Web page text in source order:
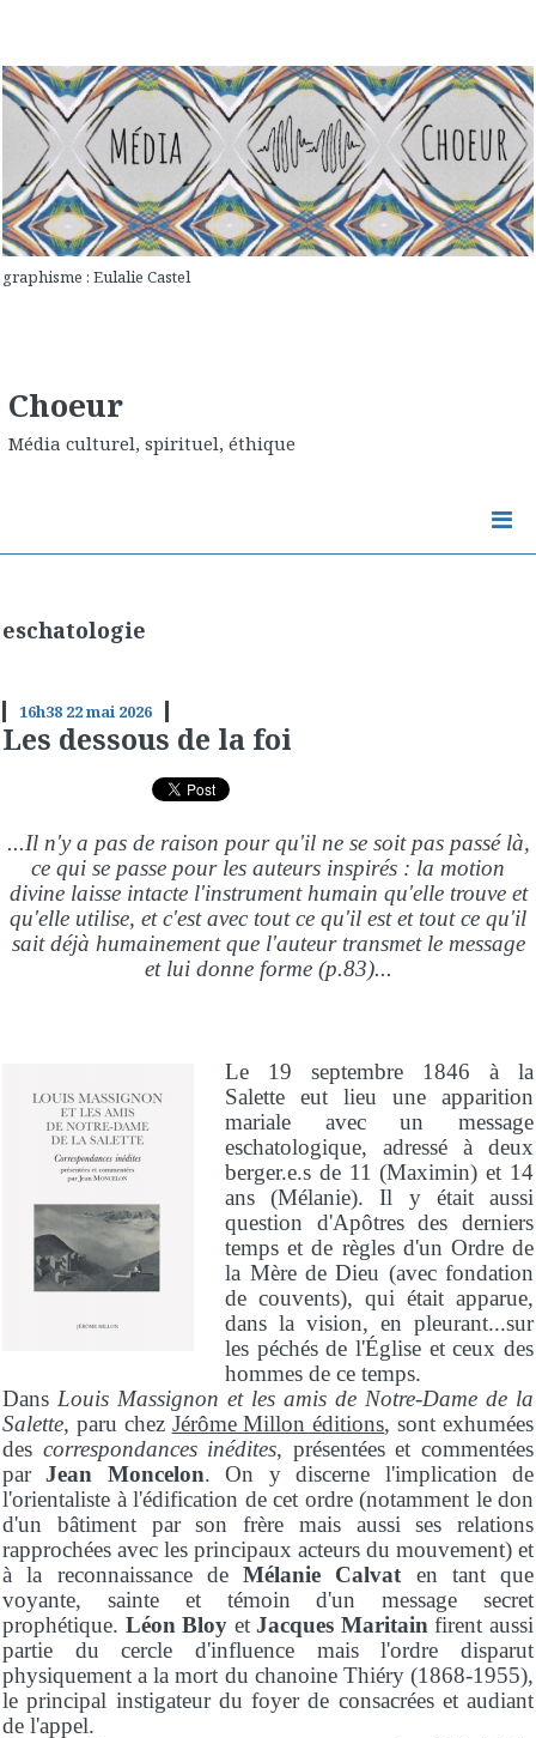
graphisme : Eulalie Castel
Choeur
Média culturel, spirituel, éthique
eschatologie
16h38 22mai 2026
Les dessous de la foi
...Il n'y a pas de raison pour qu'il ne se soit pas passé là,
ce qui se passe pour les auteurs inspirés : la motion
divine laisse intacte l'instrument humain qu'elle trouve et
qu'elle utilise, et c'est avec tout ce qu'il est et tout ce qu'il
sait déjà humainement que l'auteur transmet le message
et lui donne forme (p.83)...
Le 19 septembre 1846 à la
Salette eut lieu une apparition
mariale avec un message
eschatologique, adressé à deux
berger.e.s de 11 (Maximin) et 14
ans (Mélanie). Il y était aussi
question d'Apôtres des derniers
temps et de règles d'un Ordre de
la Mère de Dieu (avec fondation
de couvents), qui était apparue,
dans la vision, en pleurant...sur
les péchés de l'Église et ceux des
hommes de ce temps.
Dans Louis Massignon et les amis de Notre-Dame de la
Salette, paru chez Jérôme Millon éditions, sont exhumées
des correspondances inédites, présentées et commentées
parJean Moncelon. On y discerne l'implication de
l'orientaliste à l'édification de cet ordre (notamment le don
d'un bâtiment par son frère mais aussi ses relations
rapprochées avec les principaux acteurs du mouvement) et
à la reconnaissance de Mélanie Calvaten tant que
voyante, sainte et témoin d'un message secret
prophétique. Léon Bloy etJacques Maritainfirent aussi
partie du cercle d'influence mais l'ordre disparut
physiquement a la mort du chanoine Thiéry (1868-1955),
le principal instigateur du foyer de consacrées et audiant
de l'appel.